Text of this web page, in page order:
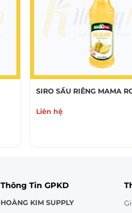
SIRO SẦU RIÊNG MAMA
Liên hệ
Thông Tin GPKD
HOÀNG KIM SUPPLY